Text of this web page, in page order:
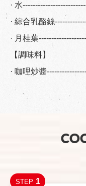
· 水
· 綜合乳酪絲
· 月桂葉
【調味料】
· 咖哩炒醬
STEP 1